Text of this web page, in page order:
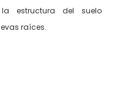
estructura del suelo
raíces.